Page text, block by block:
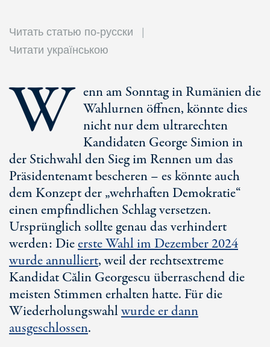
Читать статью по-русски
Читати українською
W enn am Sonntag in Rumänien die
Wahlurnen öffnen, könnte dies
nicht nur dem ultrarechten
Kandidaten George Simion in
der Stichwahl den Sieg im Rennen um das
Präsidentenamt bescheren – es könnte auch
dem Konzept der „wehrhaften Demokratie“
einen empfindlichen Schlag versetzen.
Ursprünglich sollte genau das verhindert
werden: Dieerste Wahl im Dezember 2024
wurde annulliert, weil der rechtsextreme
Kandidat Călin Georgescu überraschend die
meisten Stimmen erhalten hatte. Für die
Wiederholungswahlwurde er dann
ausgeschlossen.